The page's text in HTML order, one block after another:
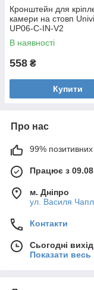
Кронштейн для
камери на стовп
UP06-C-IN-V2
В наявності
558 ₴
Купити
Про нас
99% позитивних
Працює з
м. Дніпро
ул. Василя
Контакти
Сьогодні
Показати весь